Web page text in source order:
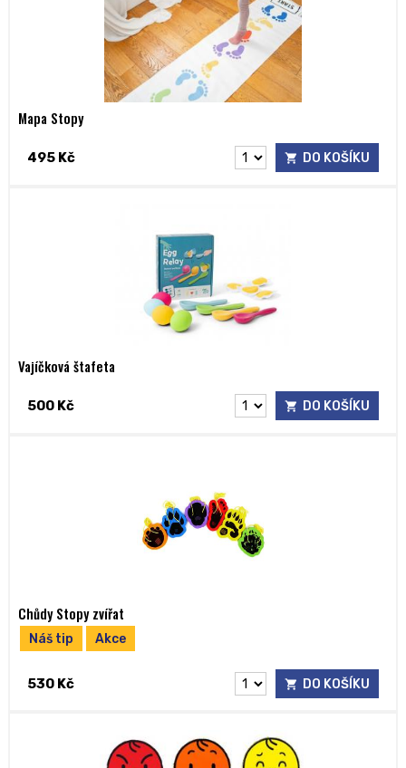
Mapa Stopy
495 Kč DO KOŠÍKU
Vajíčková štafeta
500 Kč DO KOŠÍKU
Náš tip Akce
Chůdy Stopy zvířat
530 Kč DO KOŠÍKU